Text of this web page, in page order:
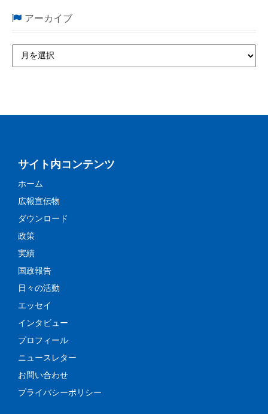
アーカイブ
サイト内コンテンツ
ホーム
広報宣伝物
ダウンロード
政策
実績
国政報告
日々の活動
エッセイ
インタビュー
プロフィール
ニュースレター
お問い合わせ
プライバシーポリシー